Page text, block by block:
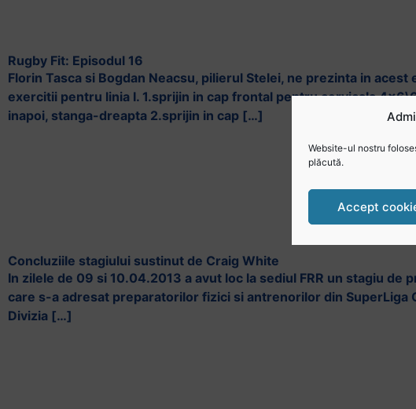
Website-ul nostru
plăcută.
Accept
Rugby Fit: Episodul 16
Florin Tasca si Bogdan Neacsu, pilierul Stelei, ne prezinta in acest
exercitii pentru linia I. 1.sprijin in cap frontal pentru cervicala
inapoi, stanga-dreapta 2.sprijin in cap […]
Concluziile stagiului sustinut de Craig White
In zilele de 09 si 10.04.2013 a avut loc la sediul FRR un stagiu de
care s-a adresat preparatorilor fizici si antrenorilor din SuperLiga
Divizia […]